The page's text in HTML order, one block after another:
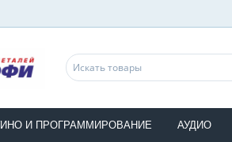
И ПРОГРАММИРОВАНИЕ АУДИО